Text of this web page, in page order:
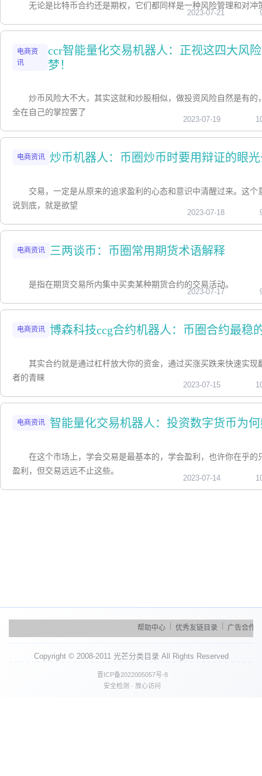
无论是比特币合约还是期权，它们都同样是一种风险管理和对冲
2023-07-21
电商资
讯
ccr智能量化交易机器人：正视这四大风
梦！
炒币风险大不大，其实这就和炒股相似，做投资风险自然是有的
全在自己的掌控罢了
2023-07-19
电商资讯 炒币机器人：币圈炒币时要用辩证的眼
交易，一定是从原来的追求盈利的心态和意识中清醒过来。这个
说到底，就是欲望
2023-07-18
电商资讯 三两谈币：币圈常用期货术语解释
是指在期货交易所内集中买卖某种期货合约的交易活动。
2023-07-17
电商资讯 博森科技ccg合约机器人：币圈合约最稳
其实合约就是通过杠杆放大你的资金，通过买涨买跌来快速实现
者的青睐
2023-07-15
电商资讯 智能量化交易机器人：投资数字货币为
在这个市场上，学会交易是最基本的，学会盈利，也许你在乎的
盈利，但交易远远不止这些。
2023-07-14
帮助中心 优秀友链目录 广告合作
Copyright © 2008-2011 光芒分类目录 All Rights Reserved
晋ICP备2022005057号-8
安全检测 · 放心访问